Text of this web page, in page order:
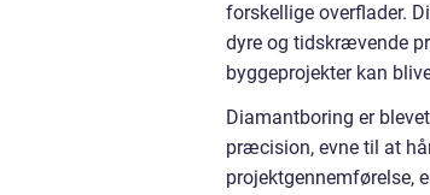
forskellige overflader.
dyre og tidskrævende
byggeprojekter kan
Diamantboring er
præcision, evne til at
projektgennemførelse,